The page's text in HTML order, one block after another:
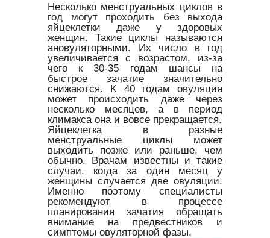
Несколько менструальных циклов в
год могут проходить без выхода
яйцеклетки даже у здоровых
женщин. Такие циклы называются
ановуляторными. Их число в год
увеличивается с возрастом, из-за
чего к 30-35 годам шансы на
быстрое зачатие значительно
снижаются. К 40 годам овуляция
может происходить даже через
несколько месяцев, а в период
климакса она и вовсе прекращается.
Яйцеклетка в разные
менструальные циклы может
выходить позже или раньше, чем
обычно. Врачам известны и такие
случаи, когда за один месяц у
женщины случается две овуляции.
Именно поэтому специалисты
рекомендуют в процессе
планирования зачатия обращать
внимание на предвестников и
симптомы овуляторной фазы.